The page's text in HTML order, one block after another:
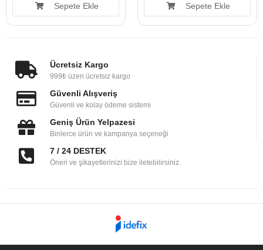
Sepete Ekle Sepete Ekle
Ücretsiz Kargo
999₺ üzeri ücretsiz kargo
Güvenli Alışveriş
Güvenli ve kolay ödeme sistemi
Geniş Ürün Yelpazesi
Binlerce ürün ve kampanya seçeneği
7 / 24 DESTEK
Öneri ve şikayetlerinizi bize iletebilirsiniz.